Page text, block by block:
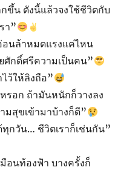
ขึ้น ดังนี้แล้วจงใช้ชีวิตกับ
า”
อนล้าหมดแรงแค่ไหน
ศักดิ์ศรีความเป็นคน”
ว้ให้ลิงถือ”
รอก ถ้ามันหนักก็วางลง
มสุขเข้ามาบ้างก็ดี”
กวัน… ชีวิตเราก็เช่นกัน”
อนท้องฟ้า บางครั้งก็